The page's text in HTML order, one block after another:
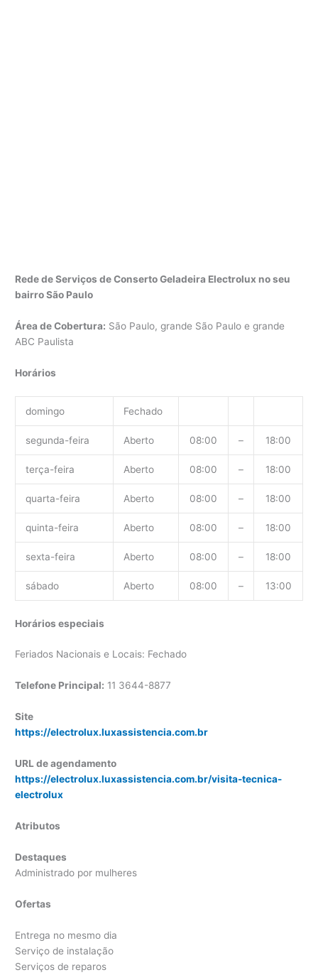
Rede de Serviços de Conserto Geladeira Electrolux no seu
bairro São Paulo
Área de Cobertura: São Paulo, grande São Paulo e grande
ABC Paulista
Horários
domingo Fechado
segunda-feira Aberto 08:00 – 18:00
terça-feira Aberto 08:00 – 18:00
quarta-feira Aberto 08:00 – 18:00
quinta-feira Aberto 08:00 – 18:00
sexta-feira Aberto 08:00 – 18:00
sábado Aberto 08:00 – 13:00
Horários especiais
Feriados Nacionais e Locais: Fechado
Telefone Principal: 11 3644-8877
Site
https://electrolux.luxassistencia.com.br
URL de agendamento
https://electrolux.luxassistencia.com.br/visita-tecnica-
electrolux
Atributos
Destaques
Administrado por mulheres
Ofertas
Entrega no mesmo dia
Serviço de instalação
Serviços de reparos